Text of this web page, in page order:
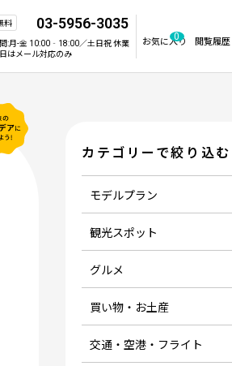
料 03-5956-3035
:月-金 10:00‐18:00／土日祝 休業
はメール対応のみ
お気に入り
0 閲覧履歴
ビーチリゾート ハネムーン
カテゴリーで絞り込む
モデルプラン
観光スポット
グルメ
買い物・お土産
交通・空港・フライト